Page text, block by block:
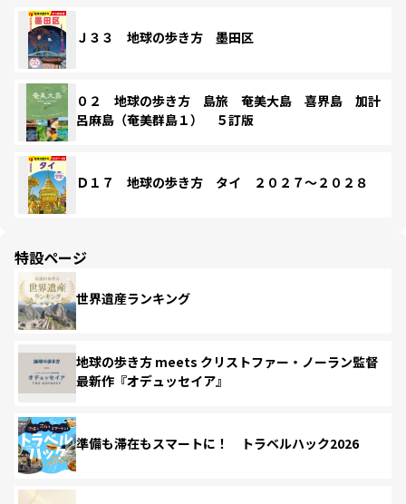
Ｊ３３ 地球の歩き方 墨田区
０２ 地球の歩き方 島旅 奄美大島 喜界島 加計
呂麻島（奄美群島１） ５訂版
Ｄ１７ 地球の歩き方 タイ ２０２７～２０２８
特設ページ
世界遺産ランキング
地球の歩き方 meets クリストファー・ノーラン監督
最新作『オデュッセイア』
準備も滞在もスマートに！ トラベルハック2026